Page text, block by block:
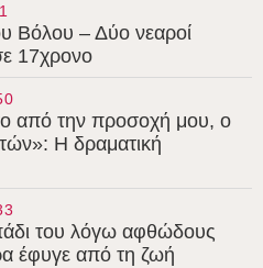
Βόλου – Δύο νεαροί
17χρονο
από την προσοχή μου, ο
Η δραματική
του λόγω αφθώδους
έφυγε από τη ζωή